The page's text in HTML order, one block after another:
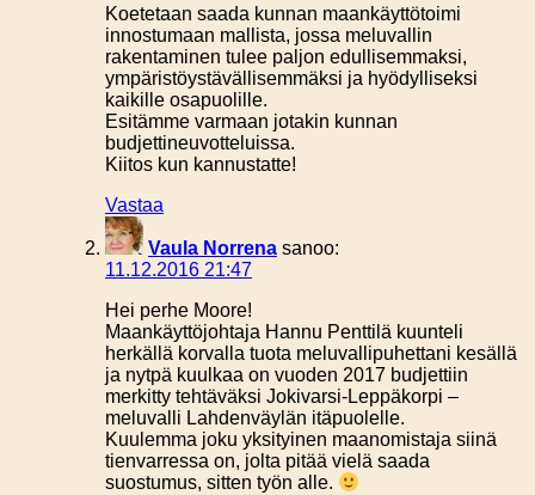
Koetetaan saada kunnan maankäyttötoimi
innostumaan mallista, jossa meluvallin
rakentaminen tulee paljon edullisemmaksi,
ympäristöystävällisemmäksi ja hyödylliseksi
kaikille osapuolille.
Esitämme varmaan jotakin kunnan
budjettineuvotteluissa.
Kiitos kun kannustatte!
Vastaa
Vaula Norrena sanoo:
11.12.2016 21:47
Hei perhe Moore!
Maankäyttöjohtaja Hannu Penttilä kuunteli
herkällä korvalla tuota meluvallipuhettani kesällä
ja nytpä kuulkaa on vuoden 2017 budjettiin
merkitty tehtäväksi Jokivarsi-Leppäkorpi –
meluvalli Lahdenväylän itäpuolelle.
Kuulemma joku yksityinen maanomistaja siinä
tienvarressa on, jolta pitää vielä saada
suostumus, sitten työn alle.